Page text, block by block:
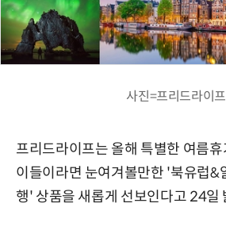
사진=프리드라이
프리드라이프는 올해 특별한 여름
이들이라면 눈여겨볼만한 '북유럽&
행' 상품을 새롭게 선보인다고 24일